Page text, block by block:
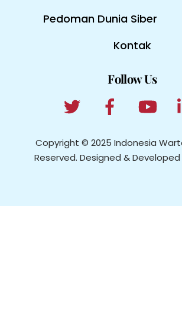
Pedoman Dunia Siber
Kontak
Follow Us
Copyright © 2025 Indonesia
Reserved. Designed &